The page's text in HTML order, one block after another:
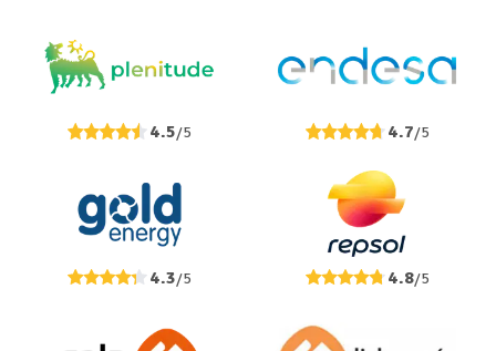
4.5/5 4.7/5
4.3/5 4.8/5